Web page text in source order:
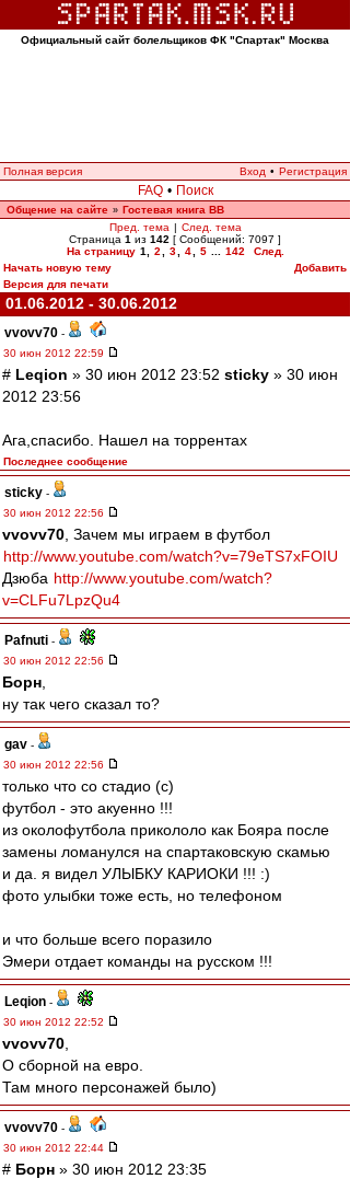
Официальный сайт болельщиков ФК "Спартак" Москва
Полная версия Вход • Регистрация
FAQ • Поиск
Общение на сайте » Гостевая книга ВВ
Пред. тема | След. тема
Страница 1 из 142 [ Сообщений: 7097 ]
На страницу 1 2 3 4 5 142
След.
Начать новую тему
Добавить
Версия для печати
01.06.2012 - 30.06.2012
vvovv70 -
30 июн 2012 22:59
# Leqion » 30 июн 2012 23:52 sticky » 30 июн
2012 23:56
Ага,спасибо. Нашел на торрентах
Последнее сообщение
sticky -
30 июн 2012 22:56
vvovv70 , Зачем мы играем в футбол
http://www.youtube.com/watch?v=79eTS7xFOIU
Дзюба http://www.youtube.com/watch?
v=CLFu7LpzQu4
Pafnuti -
30 июн 2012 22:56
Борн
ну так чего сказал то?
gav -
30 июн 2012 22:56
только что со стадио (с)
футбол - это акуенно !!!
из околофутбола прикололо как Бояра после
замены ломанулся на спартаковскую скамью
и да. я видел УЛЫБКУ КАРИОКИ !!! :)
фото улыбки тоже есть, но телефоном
и что больше всего поразило
Эмери отдает команды на русском !!!
Leqion -
30 июн 2012 22:52
vvovv70
О сборной на евро.
Там много персонажей было)
vvovv70 -
30 июн 2012 22:44
# Борн » 30 июн 2012 23:35